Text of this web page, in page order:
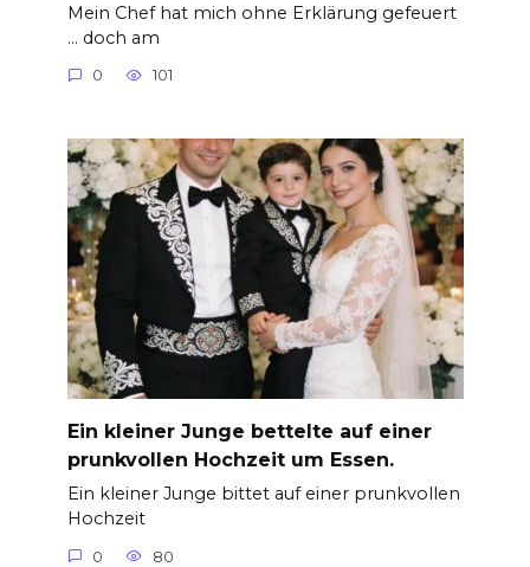
Mein Chef hat mich ohne Erklärung gefeuert
… doch am
0 101
Ein kleiner Junge bettelte auf einer
prunkvollen Hochzeit um Essen.
Ein kleiner Junge bittet auf einer prunkvollen
Hochzeit
0 80